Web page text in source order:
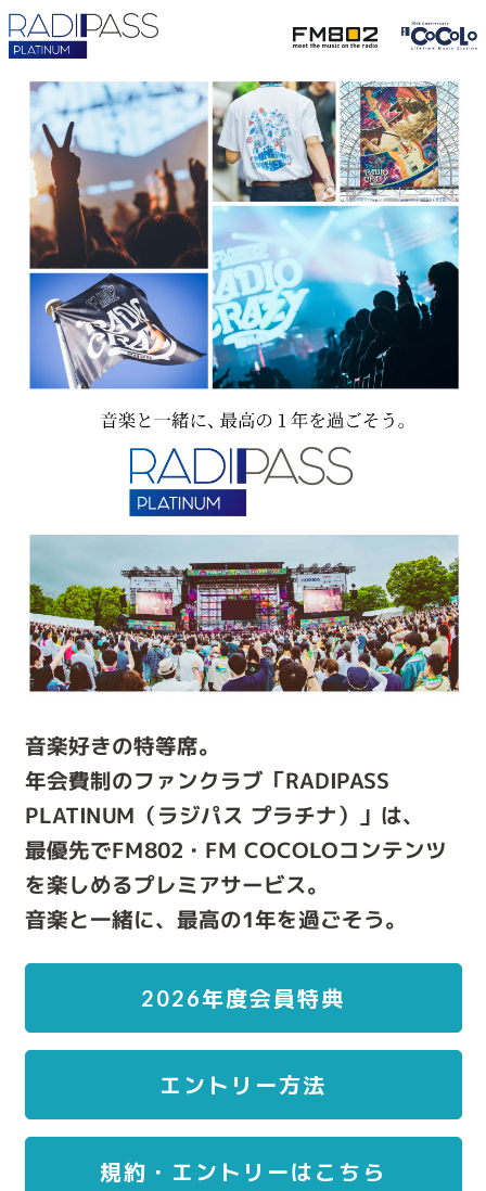
音楽好きの特等席。
年会費制のファンクラブ「RADIPASS
PLATINUM（ラジパス プラチナ）」は、
最優先でFM802・FM COCOLOコンテンツ
を楽しめるプレミアサービス。
音楽と一緒に、最高の1年を過ごそう。
2026年度会員特典
エントリー方法
規約・エントリーはこちら